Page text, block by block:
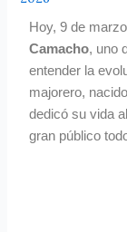
Hoy, 9 de
Camacho, uno
entender la
majorero,
dedicó su vida
gran público